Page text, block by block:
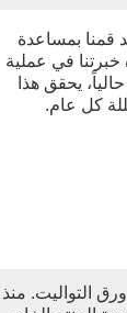
قمنا بمساعدة
خبرتنا في عملية
يحقق هذا
كل عام.
التواليت. منذ